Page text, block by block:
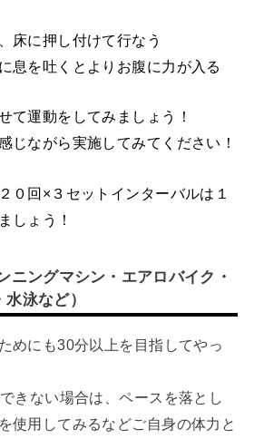
床に押し付けて行なう
息を吐くとよりお腹に力が入る
て運動をしてみましょう！
じながら実施してみてください！
０回×３セットインターバルは１
しょう！
ングマシン・エアロバイク・
泳など）
めにも30分以上を目指してやっ
きない場合は、ペースを落とし
使用してみるなどご自身の体力と